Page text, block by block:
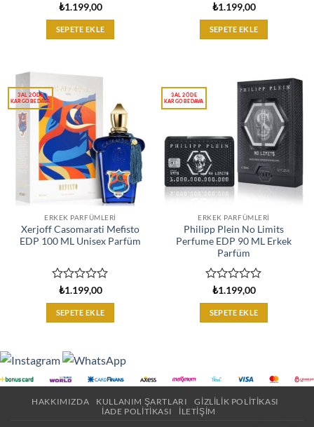
üzerinden
0
oy
₺1.199,00
SEPETE EKLE
üzerinden
0
oy
₺1.199,00
SEPETE EKLE
ERKEK PARFÜMLERI
Xerjoff Casomarati Mefisto
EDP 100 ML Unisex Parfüm
üzerinden
0
oy
₺1.199,00
SEPETE EKLE
ERKEK PARFÜMLERI
Philipp Plein No Limits
Perfume EDP 90 ML Erkek
Parfüm
üzerinden
0
oy
₺1.199,00
SEPETE EKLE
HAKKIMIZDA KULLANIM ŞARTLARI
GIZLILIK POLITIKASI
İADE POLITIKASI
İLETIŞIM